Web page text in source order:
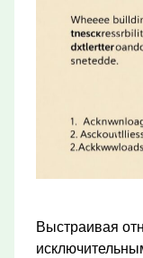
Выстраивая